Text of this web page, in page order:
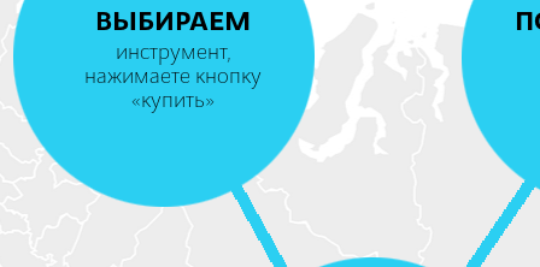
ВЫБИРАЕМ
инструмент,
нажимаете кнопку
«купить»